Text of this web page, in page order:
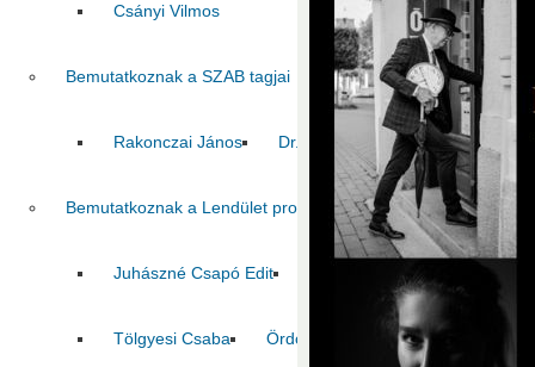
Csányi Vilmos
Bemutatkoznak a SZAB tagjai
Rakonczai János Dr. Pálfi György Jelasity Márk
Bemutatkoznak a Lendület program nyertesei
Juhászné Csapó Edit Tombácz
Tölgyesi Csaba Ördöghné Kolbert Zsuzsanna